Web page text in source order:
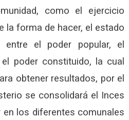
como el ejercicio
la forma de hacer, el estado
entre el poder popular, el
poder constituido, la cual
obtener resultados, por el
se consolidará el Inces
en los diferentes comunales